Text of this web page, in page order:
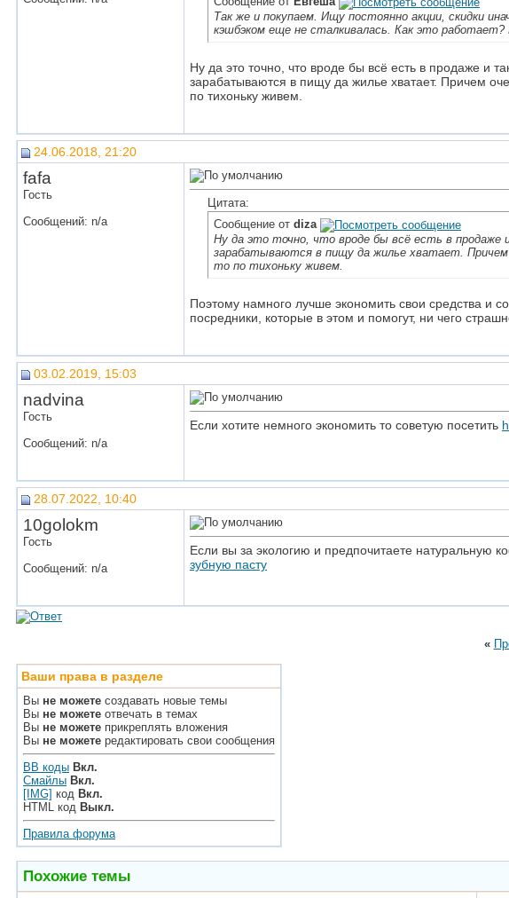
Так же и покупаем. Ищу постоянно акции, скидки
кэшбэком еще не сталкивалась. Как это
Ну да это точно, что вроде бы всё есть в продаже и
зарабатываются в пищу да жилье хватает. Причем
по тихоньку живем.
24.06.2018, 21:20
fafa
Гость
Сообщений: n/a
Цитата:
Сообщение от diza
Ну да это точно, что вроде бы всё есть в продаже
зарабатываются в пищу да жилье хватает. Причем
то по тихоньку живем.
Поэтому намного лучше экономить свои средства и
посредники, которые в этом и помогут, ни чего
03.02.2019, 15:03
nadvina
Гость
Сообщений: n/a
Если хотите немного экономить то советую посетить
28.07.2022, 10:40
10golokm
Гость
Сообщений: n/a
Если вы за экологию и предпочитаете натуральную
зубную пасту
«
Ваши права в разделе
Вы не можете создавать новые темы
Вы не можете отвечать в темах
Вы не можете прикреплять вложения
Вы не можете редактировать свои сообщения
BB коды Вкл.
Смайлы Вкл.
[IMG] код Вкл.
HTML код Выкл.
Правила форума
Похожие темы